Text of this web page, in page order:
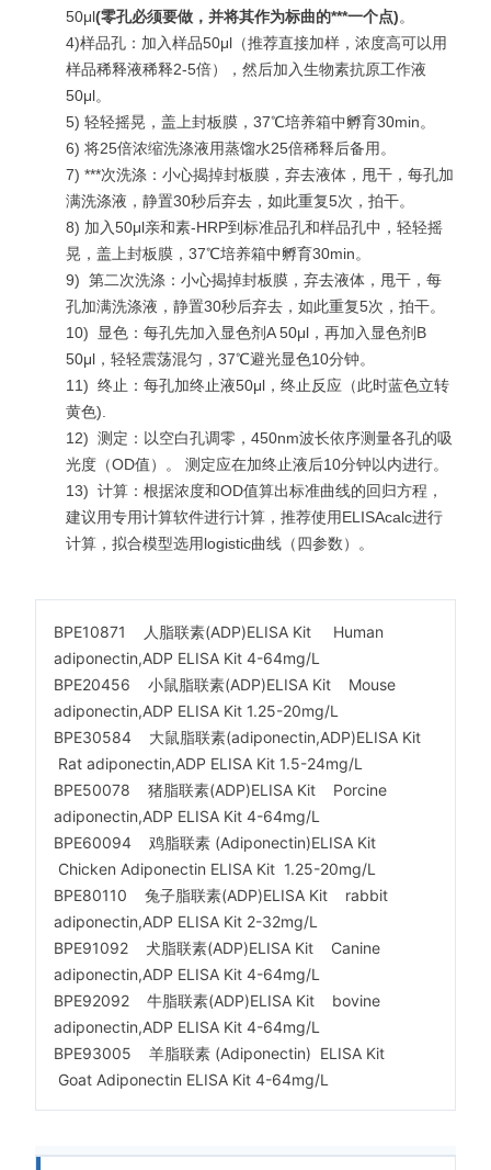
50μl(零孔必须要做，并将其作为标曲的***一个点)。
4)样品孔：加入样品50μl（推荐直接加样，浓度高可以用
样品稀释液稀释2-5倍），然后加入生物素抗原工作液
50μl。
5) 轻轻摇晃，盖上封板膜，37℃培养箱中孵育30min。
6) 将25倍浓缩洗涤液用蒸馏水25倍稀释后备用。
7) ***次洗涤：小心揭掉封板膜，弃去液体，甩干，每孔加
满洗涤液，静置30秒后弃去，如此重复5次，拍干。
8) 加入50μl亲和素-HRP到标准品孔和样品孔中，轻轻摇
晃，盖上封板膜，37℃培养箱中孵育30min。
9) 第二次洗涤：小心揭掉封板膜，弃去液体，甩干，每
孔加满洗涤液，静置30秒后弃去，如此重复5次，拍干。
10)
显色：每孔先加入显色剂A 50μl，再加入显色剂B
50μl，轻轻震荡混匀，37℃避光显色10分钟。
11) 终止：每孔加终止液50μl，终止反应（此时蓝色立转
黄色).
12) 测定：以空白孔调零，450nm波长依序测量各孔的吸
光度（OD值）。 测定应在加终止液后10分钟以内进行。
13) 计算：根据浓度和OD值算出标准曲线的回归方程，
建议用专用计算软件进行计算，推荐使用ELISAcalc进行
计算，拟合模型选用logistic曲线（四参数）。
BPE10871 人脂联素(ADP)ELISA Kit Human
adiponectin,ADP ELISA Kit 4-64mg/L
BPE20456 小鼠脂联素(ADP)ELISA Kit Mouse
adiponectin,ADP ELISA Kit 1.25-20mg/L
BPE30584 大鼠脂联素(adiponectin,ADP)ELISA Kit
Rat adiponectin,ADP ELISA Kit 1.5-24mg/L
BPE50078 猪脂联素(ADP)ELISA Kit Porcine
adiponectin,ADP ELISA Kit 4-64mg/L
BPE60094 鸡脂联素 (Adiponectin)ELISA Kit
Chicken Adiponectin ELISA Kit 1.25-20mg/L
BPE80110 兔子脂联素(ADP)ELISA Kit rabbit
adiponectin,ADP ELISA Kit 2-32mg/L
BPE91092 犬脂联素(ADP)ELISA Kit Canine
adiponectin,ADP ELISA Kit 4-64mg/L
BPE92092 牛脂联素(ADP)ELISA Kit bovine
adiponectin,ADP ELISA Kit 4-64mg/L
BPE93005 羊脂联素 (Adiponectin) ELISA Kit
Goat Adiponectin ELISA Kit 4-64mg/L